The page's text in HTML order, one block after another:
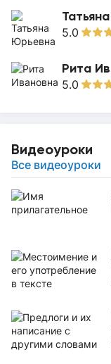
5.0
Рита
5.0
Видеоуроки
Все видеоуроки